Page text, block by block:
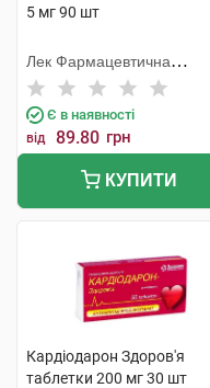
5 мг 90 шт
Лек Фармацевтична
компанія
Є в наявності
від 89.80 грн
КУПИТИ
Кардіодарон Здоров'я
таблетки 200 мг 30 шт